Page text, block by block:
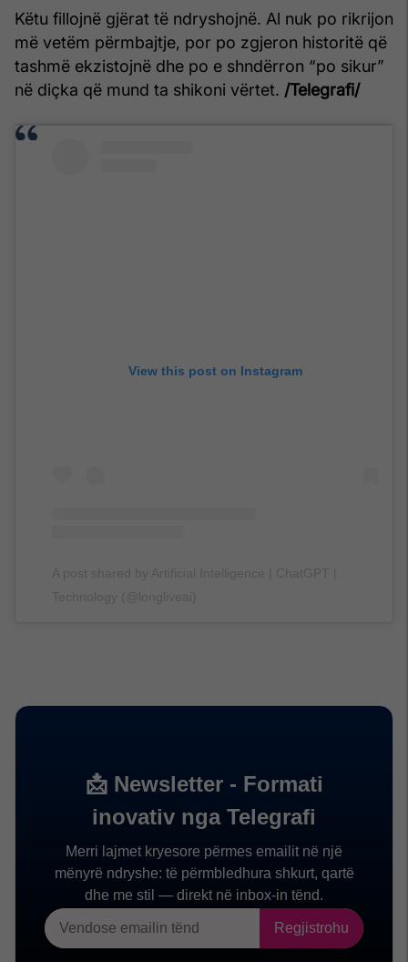
Këtu fillojnë gjërat të ndryshojnë. Al nuk po rikrijon
më vetëm përmbajtje, por po zgjeron historitë që
tashmë ekzistojnë dhe po e shndërron “po sikur”
në diçka që mund ta shikoni vërtet. /Telegrafi/
View this post on Instagram